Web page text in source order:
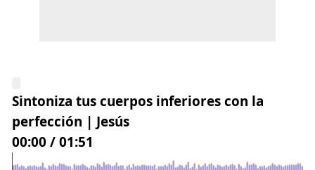
Sintoniza tus cuerpos inferiores con la
perfección | Jesús
00:00 /01:51